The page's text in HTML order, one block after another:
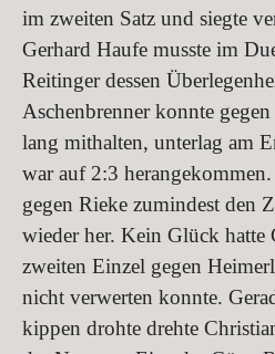
im zweiten Satz und siegte
Gerhard Haufe musste im
Reitinger dessen
Aschenbrenner konnte
lang mithalten, unterlag am
war auf 2:3
gegen Rieke zumindest den
wieder her. Kein Glück hatte
zweiten Einzel gegen
nicht verwerten konnte.
kippen drohte drehte